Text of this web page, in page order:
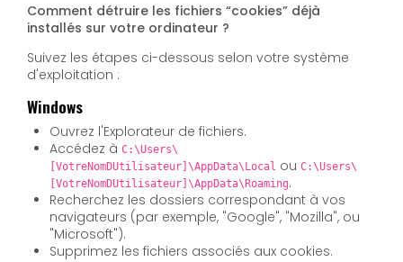
Comment détruire les fichiers “cookies” déjà
installés sur votre ordinateur ?
Suivez les étapes ci-dessous selon votre système
d'exploitation :
Windows
Ouvrez l'Explorateur de fichiers.
Accédez àC:\Users\
[VotreNomDUtilisateur]\AppData\Local ouC:\Users\
[VotreNomDUtilisateur]\AppData\Roaming.
Recherchez les dossiers correspondant à vos
navigateurs (par exemple, "Google", "Mozilla", ou
"Microsoft").
Supprimez les fichiers associés aux cookies.